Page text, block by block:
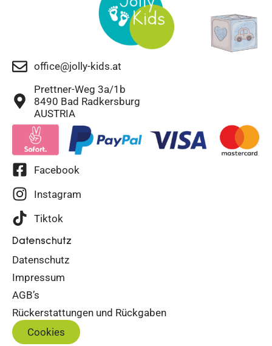
office@jolly-kids.at
Prettner-Weg 3a/1b
8490 Bad Radkersburg
AUSTRIA
Facebook
Instagram
Tiktok
Datenschutz
Datenschutz
Impressum
AGB’s
Rückerstattungen und Rückgaben
Cookies